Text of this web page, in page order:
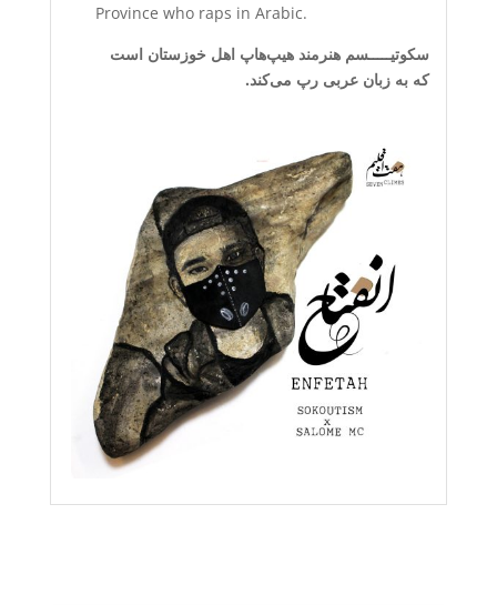
Province who raps in Arabic.
سکوتیـــــسم هنرمند هیپ‌هاپ اهل خوزستان است
که به زبان‌ عربی رپ می‌کند.